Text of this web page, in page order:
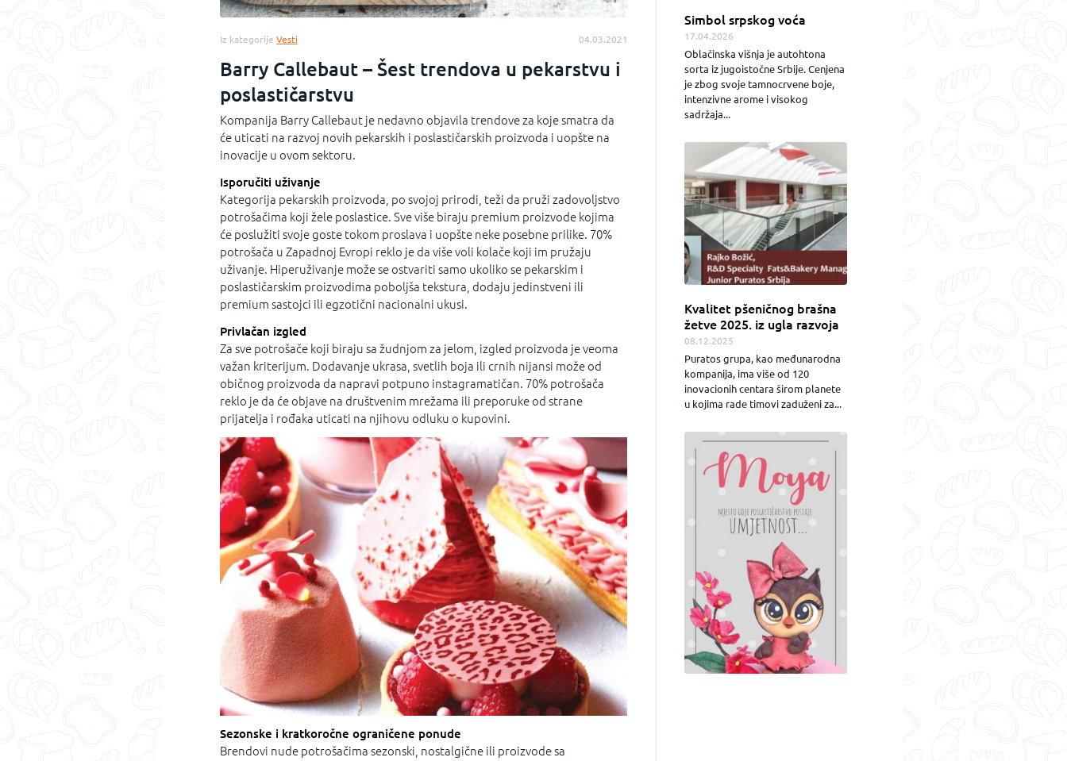
Iz kategorije Vesti 04.03.2021
Barry Callebaut – Šest trendova u pekarstvu i
poslastičarstvu
Kompanija Barry Callebaut je nedavno objavila trendove za koje smatra da
će uticati na razvoj novih pekarskih i poslastičarskih proizvoda i uopšte na
inovacije u ovom sektoru.
Isporučiti uživanje
Kategorija pekarskih proizvoda, po svojoj prirodi, teži da pruži zadovoljstvo
potrošačima koji žele poslastice. Sve više biraju premium proizvode kojima
će poslužiti svoje goste tokom proslava i uopšte neke posebne prilike. 70%
potrošača u Zapadnoj Evropi reklo je da više voli kolače koji im pružaju
uživanje. Hiperuživanje može se ostvariti samo ukoliko se pekarskim i
poslastičarskim proizvodima poboljša tekstura, dodaju jedinstveni ili
premium sastojci ili egzotični nacionalni ukusi.
Privlačan izgled
Za sve potrošače koji biraju sa žudnjom za jelom, izgled proizvoda je veoma
važan kriterijum. Dodavanje ukrasa, svetlih boja ili crnih nijansi može od
običnog proizvoda da napravi potpuno instagramatičan. 70% potrošača
reklo je da će objave na društvenim mrežama ili preporuke od strane
prijatelja i rođaka uticati na njihovu odluku o kupovini.
Sezonske i kratkoročne ograničene ponude
Brendovi nude potrošačima sezonski, nostalgične ili proizvode sa
Simbol srpskog voća
17.04.2026
Oblačinska višnja je autohtona
sorta iz jugoistočne Srbije. Cenjena
je zbog svoje tamnocrvene boje,
intenzivne arome i visokog
sadržaja...
Kvalitet pšeničnog brašna
žetve 2025. iz ugla razvoja
08.12.2025
Puratos grupa, kao međunarodna
kompanija, ima više od 120
inovacionih centara širom planete
u kojima rade timovi zaduženi za...